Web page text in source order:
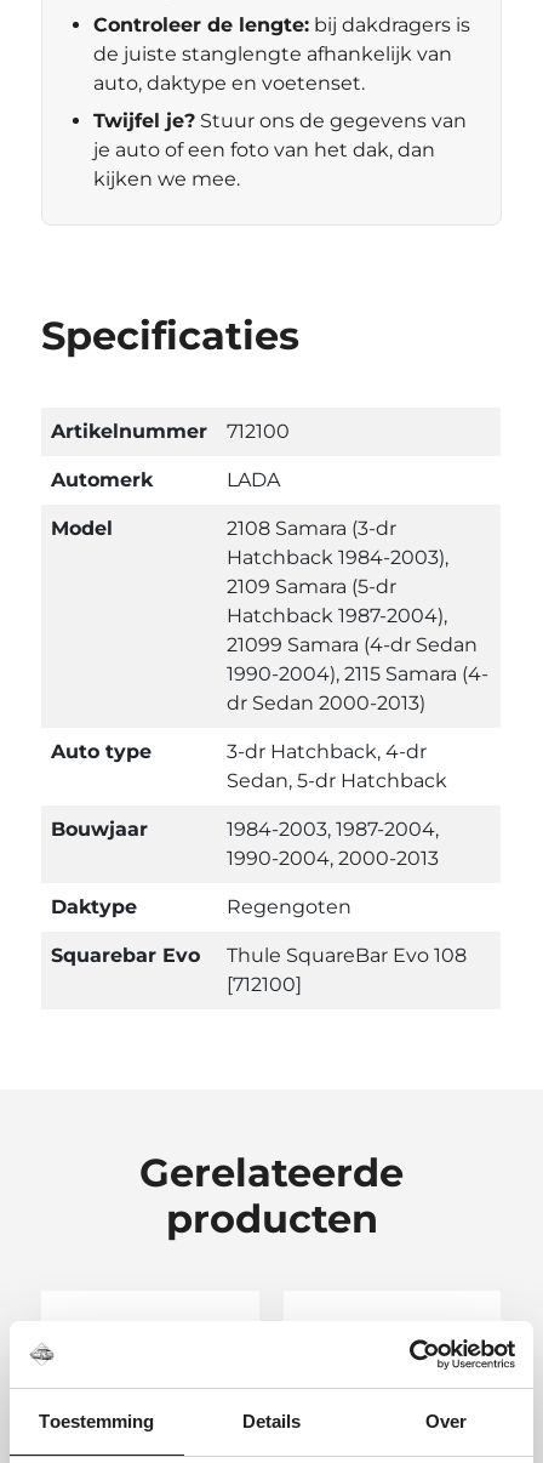
Toestemming Details Over
Controleer de lengte: bij dakdragers is
de juiste stanglengte afhankelijk van
auto, daktype en voetenset.
Twijfel je? Stuur ons de gegevens van
je auto of een foto van het dak, dan
kijken we mee.
Specificaties
Artikelnummer 712100
Automerk LADA
Model
2108 Samara (3-dr
Hatchback 1984-2003),
2109 Samara (5-dr
Hatchback 1987-2004),
21099 Samara (4-dr Sedan
1990-2004), 2115 Samara (4-
dr Sedan 2000-2013)
Auto type
3-dr Hatchback, 4-dr
Sedan, 5-dr Hatchback
Bouwjaar
1984-2003, 1987-2004,
1990-2004, 2000-2013
Daktype Regengoten
Squarebar Evo
Thule SquareBar Evo 108
[712100]
Gerelateerde
producten